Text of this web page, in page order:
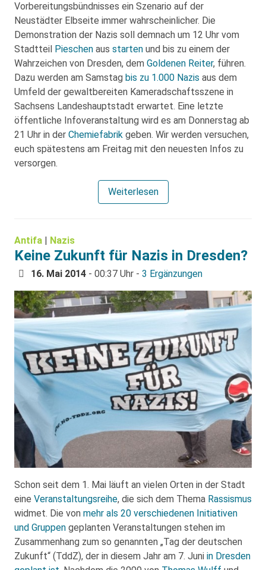
Vorbereitungsbündnisses ein Szenario auf der
Neustädter Elbseite immer wahrscheinlicher. Die
Demonstration der Nazis soll demnach um 12 Uhr vom
Stadtteil Pieschen aus starten und bis zu einem der
Wahrzeichen von Dresden, dem Goldenen Reiter, führen.
Dazu werden am Samstag bis zu 1.000 Nazis aus dem
Umfeld der gewaltbereiten Kameradschaftsszene in
Sachsens Landeshauptstadt erwartet. Eine letzte
öffentliche Infoveranstaltung wird es am Donnerstag ab
21 Uhr in der Chemiefabrik geben. Wir werden versuchen,
euch spätestens am Freitag mit den neuesten Infos zu
versorgen.
Weiterlesen
Antifa | Nazis
Keine Zukunft für Nazis in Dresden?
16. Mai 2014 - 00:37 Uhr - 3 Ergänzungen
Schon seit dem 1. Mai läuft an vielen Orten in der Stadt
eine Veranstaltungsreihe, die sich dem Thema Rassismus
widmet. Die von mehr als 20 verschiedenen Initiativen
und Gruppen geplanten Veranstaltungen stehen im
Zusammenhang zum so genannten „Tag der deutschen
Zukunft“ (TddZ), der in diesem Jahr am 7. Juni in Dresden